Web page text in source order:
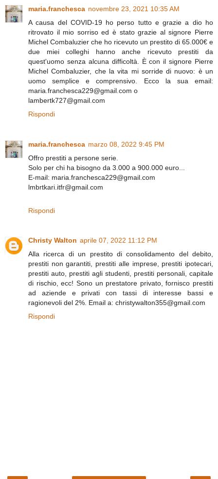
maria.franchesca novembre 23, 2021 10:35 AM
A causa del COVID-19 ho perso tutto e grazie a dio ho
ritrovato il mio sorriso ed è stato grazie al signore Pierre
Michel Combaluzier che ho ricevuto un prestito di 65.000€ e
due miei colleghi hanno anche ricevuto prestiti da
quest'uomo senza alcuna difficoltà. È con il signore Pierre
Michel Combaluzier, che la vita mi sorride di nuovo: è un
uomo semplice e comprensivo. Ecco la sua email:
maria.franchesca229@gmail.com o
lambertk727@gmail.com
Rispondi
maria.franchesca marzo 08, 2022 9:45 PM
Offro prestiti a persone serie.
Solo per chi ha bisogno da 3.000 a 900.000 euro...
E-mail: maria.franchesca229@gmail.com
lmbrtkari.itfr@gmail.com
Rispondi
Christy Walton aprile 07, 2022 11:12 PM
Alla ricerca di un prestito di consolidamento del debito,
prestiti non garantiti, prestiti alle imprese, prestiti ipotecari,
prestiti auto, prestiti agli studenti, prestiti personali, capitale
di rischio, ecc! Sono un prestatore privato, fornisco prestiti
ad aziende e privati con tassi di interesse bassi e
ragionevoli del 2%. Email a: christywalton355@gmail.com
Rispondi